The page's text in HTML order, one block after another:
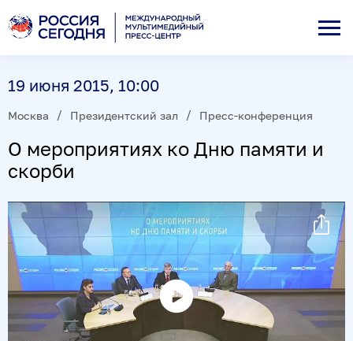
19 июня 2015, 10:00
Москва Президентский зал Пресс-конференция
О мероприятиях ко Дню памяти и
скорби